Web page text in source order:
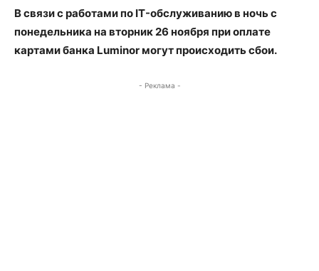
В связи с работами по IT-обслуживанию в ночь с
понедельника на вторник 26 ноября при оплате
картами банка Luminor могут происходить сбои.
- Реклама -